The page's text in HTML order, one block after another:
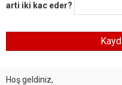
arti iki kac eder?
Hoş geldiniz,